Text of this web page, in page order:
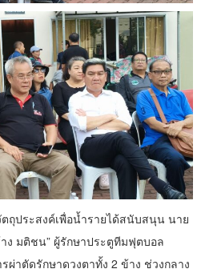
ถุประสงค์เพื่อน้ำรายได้สนับสนุน นาย
ง มติชน” ผู้รักษาประตูทีมฟุตบอล
ผ่าตัดรักษาดวงตาทั้ง 2 ข้าง ช่วงกลาง